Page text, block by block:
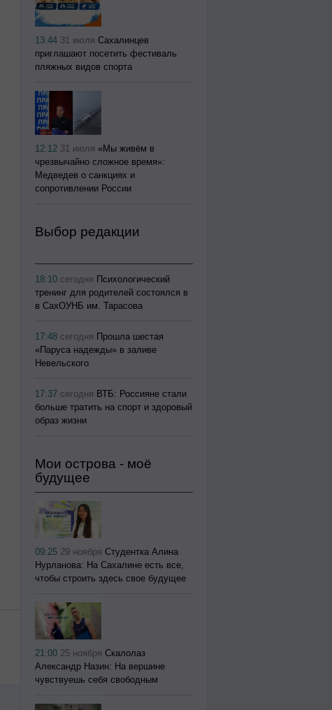
13:44 31 июля Сахалинцев
приглашают посетить фестиваль
пляжных видов спорта
12:12 31 июля «Мы живём в
чрезвычайно сложное время»:
Медведев о санкциях и
сопротивлении России
Выбор редакции
18:10 сегодня Психологический
тренинг для родителей состоялся в
в СахОУНБ им. Тарасова
17:48 сегодня Прошла шестая
«Паруса надежды» в заливе
Невельского
17:37 сегодня ВТБ: Россияне стали
больше тратить на спорт и здоровый
образ жизни
Мои острова - моё
будущее
09:25 29 ноября Студентка Алина
Нурланова: На Сахалине есть все,
чтобы строить здесь свое будущее
21:00 25 ноября Скалолаз
Александр Назин: На вершине
чувствуешь себя свободным